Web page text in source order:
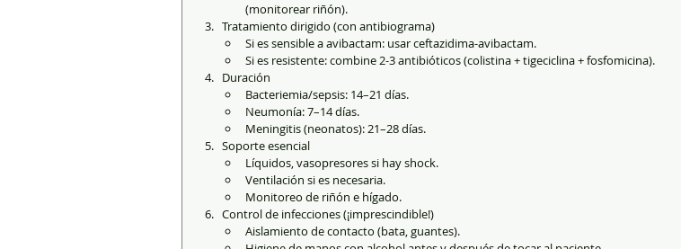
(monitorear riñón).
Tratamiento dirigido (con antibiograma)
Si es sensible a avibactam: usar ceftazidima-avibactam.
Si es resistente: combine 2-3 antibióticos (colistina + tigeciclina + fosfomicina).
Duración
Bacteriemia/sepsis: 14–21 días.
Neumonía: 7–14 días.
Meningitis (neonatos): 21–28 días.
Soporte esencial
Líquidos, vasopresores si hay shock.
Ventilación si es necesaria.
Monitoreo de riñón e hígado.
Control de infecciones (¡imprescindible!)
Aislamiento de contacto (bata, guantes).